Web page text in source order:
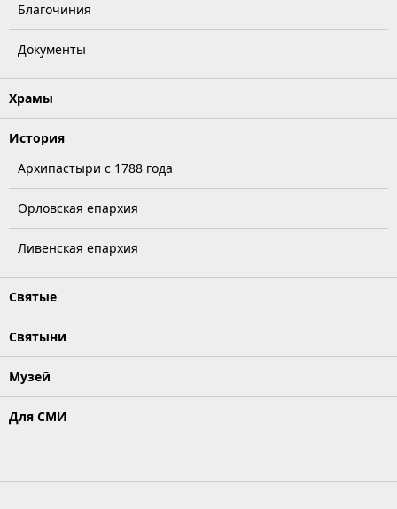
Благочиния
Документы
Храмы
История
Архипастыри с 1788 года
Орловская епархия
Ливенская епархия
Святые
Святыни
Музей
Для СМИ